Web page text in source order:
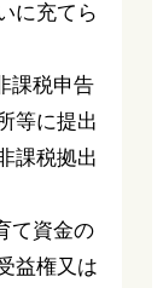
に充てら
課税申告
等に提出
課税拠出
て資金の
益権又は